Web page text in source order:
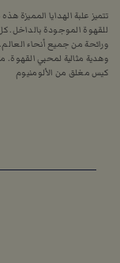
تتميز علبة الهدايا المميزة
للقهوة الموجودة
ورائحة من جميع أنحاء
وهدية مثالية لمحبي
كيس مغلق من الألومنيوم